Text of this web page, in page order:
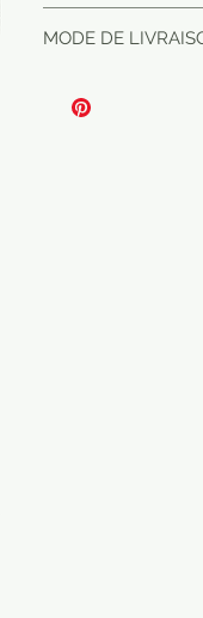
sans être rentrés.
without being
MODE DE